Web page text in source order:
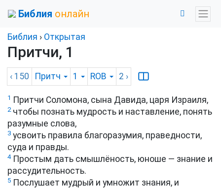
Библия онлайн
Библия › Открытая
Притчи, 1
‹ 150 Притч 1 ROB 2 ›
1 Притчи Соломона, сына Давида, царя Израиля,
2чтобы познать мудрость и наставление, понять
разумные слова,
3 усвоить правила благоразумия, праведности,
суда и правды.
4Простым дать смышлёность, юноше — знание и
рассудительность.
5 Послушает мудрый и умножит знания, и